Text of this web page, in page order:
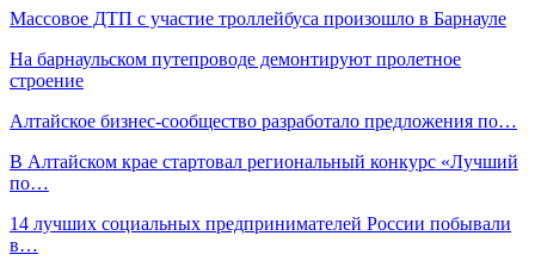
Массовое ДТП с участие троллейбуса произошло в Барнауле
На барнаульском путепроводе демонтируют пролетное
строение
Алтайское бизнес-сообщество разработало предложения по…
В Алтайском крае стартовал региональный конкурс «Лучший
по…
14 лучших социальных предпринимателей России побывали
в…